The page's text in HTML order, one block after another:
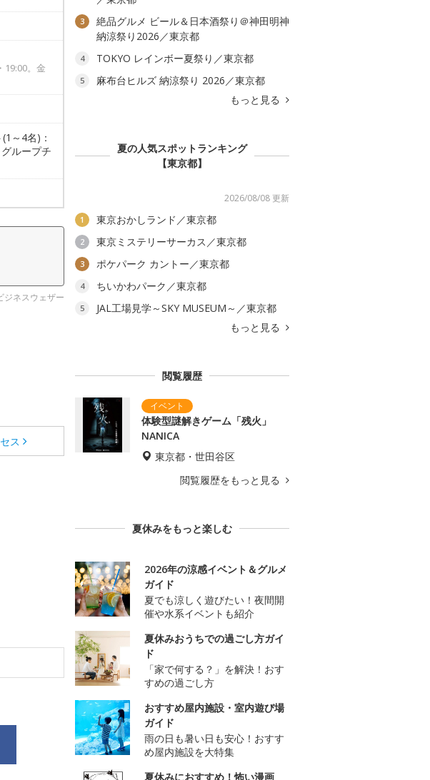
19:00。金
～4名)：
ループチ
ジネスウェザー
ス
3
絶品グルメ ビール＆日本酒祭り＠神田明神
納涼祭り2026／東京都
4 TOKYO レインボー夏祭り／東京都
5
麻布台ヒルズ 納涼祭り 2026／東京都
もっと見る
夏の人気スポットランキング
【東京都】
2026/08/08 更新
1 東京おかしランド／東京都
2 東京ミステリーサーカス／東京都
3 ポケパーク カントー／東京都
4 ちいかわパーク／東京都
5
JAL工場見学～SKY MUSEUM～／東京都
もっと見る
閲覧履歴
体験型謎解きゲーム「残火」
NANICA
東京都・世田谷区
閲覧履歴をもっと見る
夏休みをもっと楽しむ
2026年の涼感イベント＆グルメ
ガイド
夏でも涼しく遊びたい！夜間開
催や水系イベントも紹介
夏休みおうちでの過ごし方ガイ
ド
「家で何する？」を解決！おす
すめの過ごし方
おすすめ屋内施設・室内遊び場
ガイド
雨の日も暑い日も安心！おすす
め屋内施設を大特集
夏休みにおすすめ！怖い漫画